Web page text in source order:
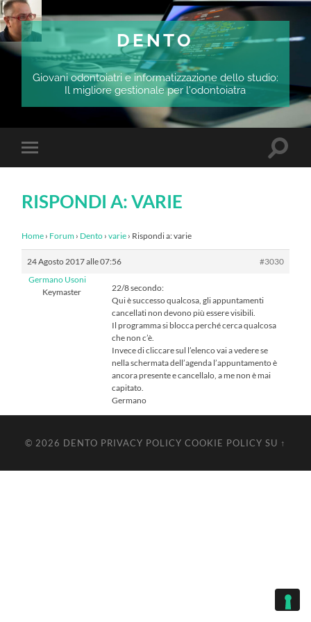
DENTO
Giovani odontoiatri e informatizzazione dello studio:
Il migliore gestionale per l'odontoiatra
Attiva/disattiva
il
dispositivi
RISPONDI A: VARIE
Home › Forum › Dento › varie › Rispondi a: varie
24 Agosto 2017 alle 07:56
#3030
Germano Usoni
Keymaster
22/8 secondo:
Qui è successo qualcosa, gli appuntamenti
cancellati non devono più essere visibili.
Il programma si blocca perché cerca qualcosa
che non c’è.
Invece di cliccare sul l’elenco vai a vedere se
nella schermata dell’agenda l’appuntamento è
ancora presente e cancellalo, a me non è mai
capitato.
Germano
© 2026 DENTO PRIVACY POLICY COOKIE POLICY SU ↑